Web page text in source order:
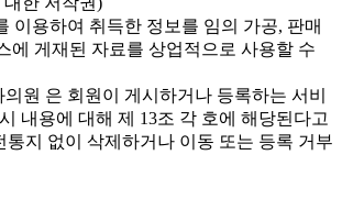
이용하여 취득한 정보를 임의 가공, 판매
에 게재된 자료를 상업적으로 사용할 수
원 은 회원이 게시하거나 등록하는 서비
내용에 대해 제 13조 각 호에 해당된다고
통지 없이 삭제하거나 이동 또는 등록 거부